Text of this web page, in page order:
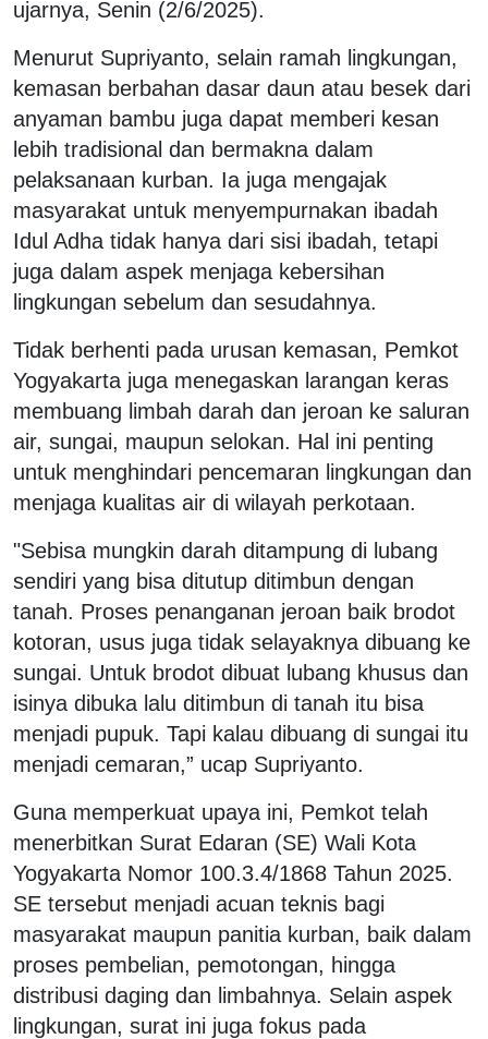
ujarnya, Senin (2/6/2025).
Menurut Supriyanto, selain ramah lingkungan,
kemasan berbahan dasar daun atau besek dari
anyaman bambu juga dapat memberi kesan
lebih tradisional dan bermakna dalam
pelaksanaan kurban. Ia juga mengajak
masyarakat untuk menyempurnakan ibadah
Idul Adha tidak hanya dari sisi ibadah, tetapi
juga dalam aspek menjaga kebersihan
lingkungan sebelum dan sesudahnya.
Tidak berhenti pada urusan kemasan, Pemkot
Yogyakarta juga menegaskan larangan keras
membuang limbah darah dan jeroan ke saluran
air, sungai, maupun selokan. Hal ini penting
untuk menghindari pencemaran lingkungan dan
menjaga kualitas air di wilayah perkotaan.
"Sebisa mungkin darah ditampung di lubang
sendiri yang bisa ditutup ditimbun dengan
tanah. Proses penanganan jeroan baik brodot
kotoran, usus juga tidak selayaknya dibuang ke
sungai. Untuk brodot dibuat lubang khusus dan
isinya dibuka lalu ditimbun di tanah itu bisa
menjadi pupuk. Tapi kalau dibuang di sungai itu
menjadi cemaran,” ucap Supriyanto.
Guna memperkuat upaya ini, Pemkot telah
menerbitkan Surat Edaran (SE) Wali Kota
Yogyakarta Nomor 100.3.4/1868 Tahun 2025.
SE tersebut menjadi acuan teknis bagi
masyarakat maupun panitia kurban, baik dalam
proses pembelian, pemotongan, hingga
distribusi daging dan limbahnya. Selain aspek
lingkungan, surat ini juga fokus pada